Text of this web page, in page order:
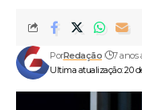
Ultima atualização: 20
PorRedação 7 anos